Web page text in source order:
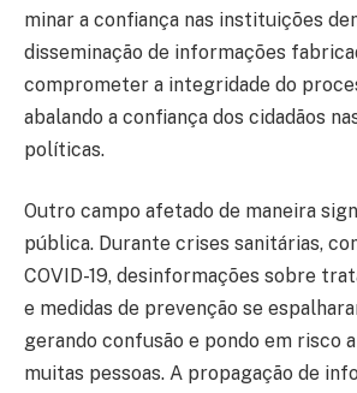
minar a confiança nas instituições
disseminação de informações
comprometer a integridade do
abalando a confiança dos cidadãos
políticas.
Outro campo afetado de maneira
pública. Durante crises sanitárias,
COVID-19, desinformações sobre
e medidas de prevenção se
gerando confusão e pondo em risco a
muitas pessoas. A propagação de